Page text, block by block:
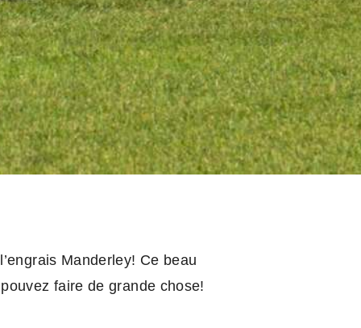
Manderley! Ce beau
faire de grande chose!